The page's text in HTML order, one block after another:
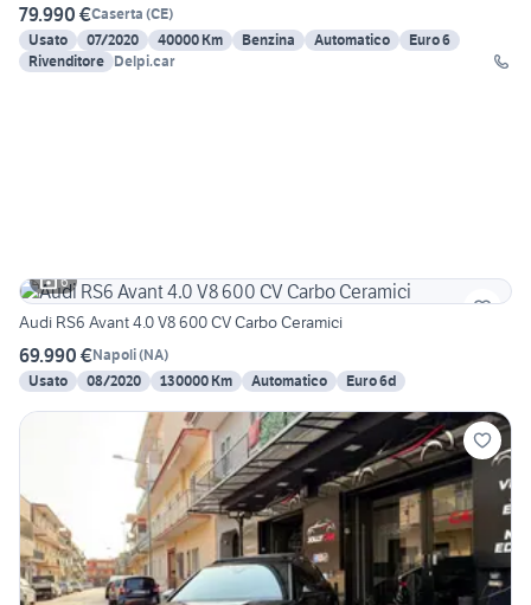
79.990 €Caserta (CE)
Usato
07/2020 40000 Km Benzina Automatico
Euro 6
Rivenditore Delpi.car
6
Audi RS6 Avant 4.0 V8 600 CV Carbo Ceramici
69.990 €Napoli(NA)
Usato
08/2020 130000 Km Automatico Euro 6d